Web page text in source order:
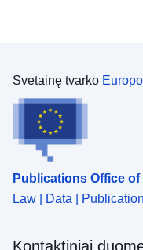
Svetainę tvarko
Publications Office
Law | Data |
Kontaktiniai